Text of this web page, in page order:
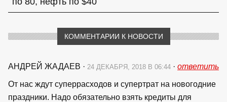
КОММЕНТАРИИ К НОВОСТИ
АНДРЕЙ ЖАДАЕВ · 24 ДЕКАБРЯ, 2018 В 06:44 · ответить
От нас ждут суперрасходов и супертрат на новогодние
праздники. Надо обязательно взять кредиты для